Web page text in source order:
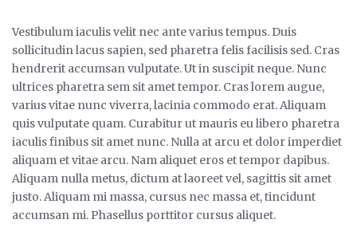
Vestibulum iaculis velit nec ante varius tempus. Duis
sollicitudin lacus sapien, sed pharetra felis facilisis sed. Cras
hendrerit accumsan vulputate. Ut in suscipit neque. Nunc
ultrices pharetra sem sit amet tempor. Cras lorem augue,
varius vitae nunc viverra, lacinia commodo erat. Aliquam
quis vulputate quam. Curabitur ut mauris eu libero pharetra
iaculis finibus sit amet nunc. Nulla at arcu et dolor imperdiet
aliquam et vitae arcu. Nam aliquet eros et tempor dapibus.
Aliquam nulla metus, dictum at laoreet vel, sagittis sit amet
justo. Aliquam mi massa, cursus nec massa et, tincidunt
accumsan mi. Phasellus porttitor cursus aliquet.